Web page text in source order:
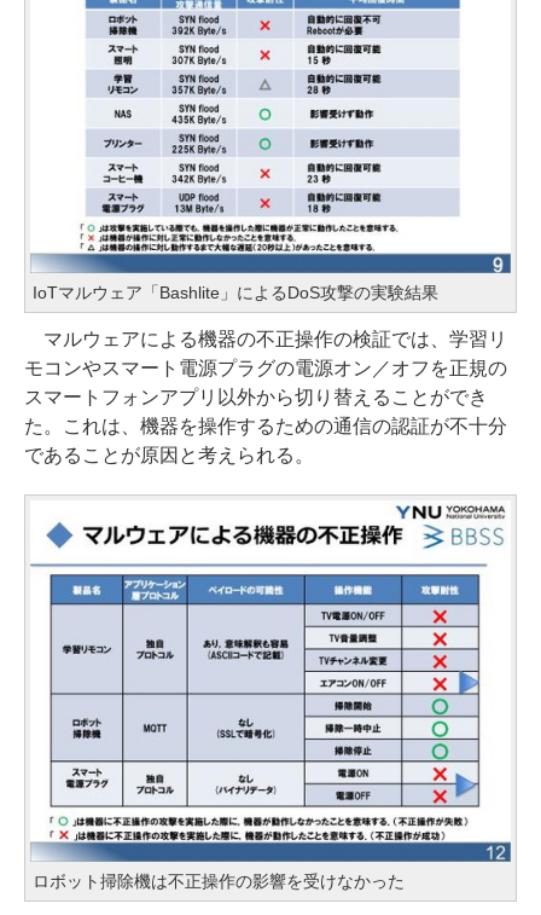
IoTマルウェア「Bashlite」によるDoS攻撃の実験結果
マルウェアによる機器の不正操作の検証では、学習リ
モコンやスマート電源プラグの電源オン／オフを正規の
スマートフォンアプリ以外から切り替えることができ
た。これは、機器を操作するための通信の認証が不十分
であることが原因と考えられる。
ロボット掃除機は不正操作の影響を受けなかった